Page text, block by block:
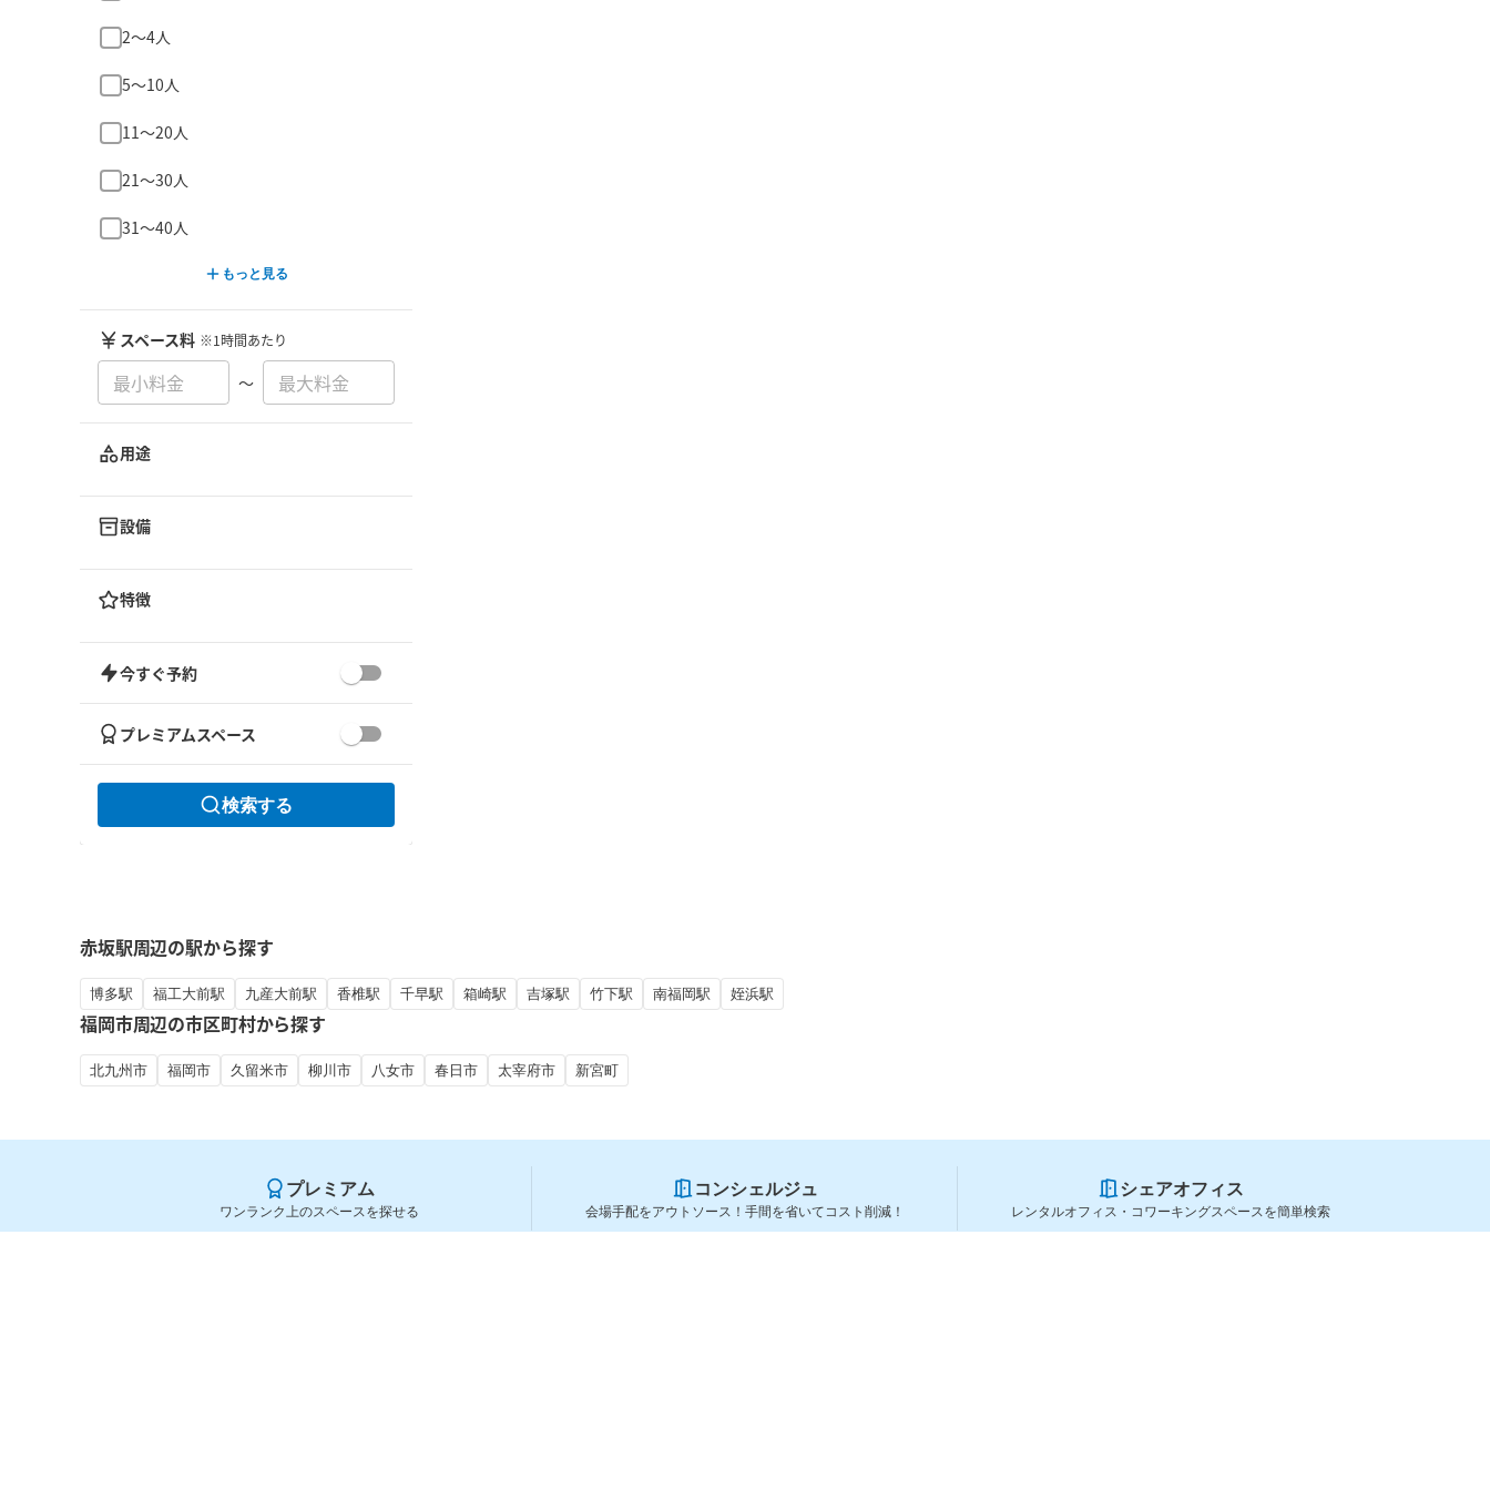
2〜4人
5〜10人
11〜20人
21〜30人
31〜40人
もっと見る
スペース料 ※1時間あたり
〜
用途
設備
特徴
今すぐ予約
プレミアムスペース
検索する
赤坂駅周辺の駅から探す
博多駅 福工大前駅 九産大前駅 香椎駅 千早駅 箱崎駅 吉塚駅 竹下駅 南福岡駅 姪浜駅
福岡市周辺の市区町村から探す
北九州市 福岡市 久留米市 柳川市 八女市 春日市 太宰府市 新宮町
プレミアム
ワンランク上のスペースを探せる
コンシェルジュ
会場手配をアウトソース！手間を省いてコスト削減！
シェアオフィス
レンタルオフィス・コワーキングスペースを簡単検索